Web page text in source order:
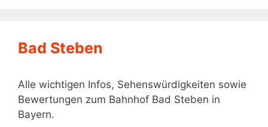
Bad Steben
Alle wichtigen Infos, Sehenswürdigkeiten sowie
Bewertungen zum Bahnhof Bad Steben in
Bayern.